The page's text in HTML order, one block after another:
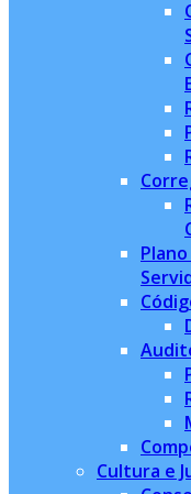
Cultura e